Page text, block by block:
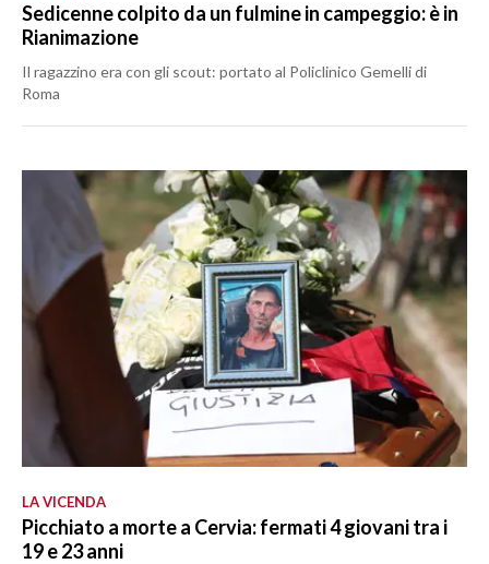
Sedicenne colpito da un fulmine in campeggio: è in
Rianimazione
Il ragazzino era con gli scout: portato al Policlinico Gemelli di
Roma
LA VICENDA
Picchiato a morte a Cervia: fermati 4 giovani tra i
19 e 23 anni